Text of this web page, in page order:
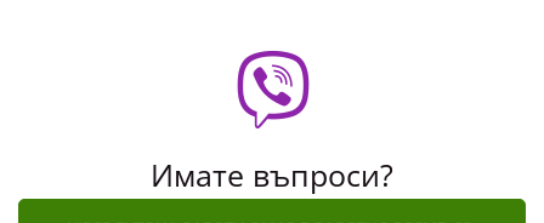
Имате въпроси?